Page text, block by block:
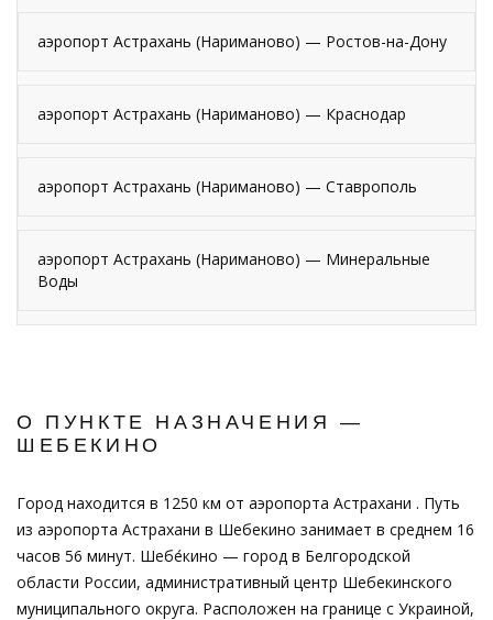
аэропорт Астрахань (Нариманово) — Ростов-на-Дону
аэропорт Астрахань (Нариманово) — Краснодар
аэропорт Астрахань (Нариманово) — Ставрополь
аэропорт Астрахань (Нариманово) — Минеральные
Воды
О ПУНКТЕ НАЗНАЧЕНИЯ —
ШЕБЕКИНО
Город находится в 1250 км от аэропорта Астрахани . Путь
из аэропорта Астрахани в Шебекино занимает в среднем 16
часов 56 минут. Шебе́кино — город в Белгородской
области России, административный центр Шебекинского
муниципального округа. Расположен на границе с Украиной,